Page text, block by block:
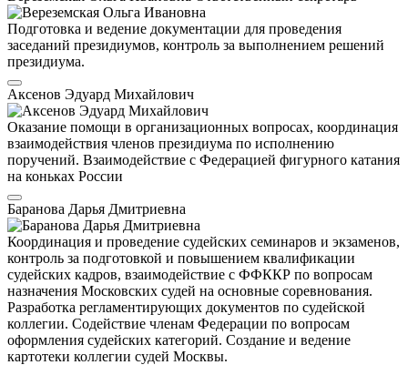
Подготовка и ведение документации для проведения
заседаний президиумов, контроль за выполнением решений
президиума.
Аксенов Эдуард Михайлович
Оказание помощи в организационных вопросах, координация
взаимодействия членов президиума по исполнению
поручений. Взаимодействие с Федерацией фигурного катания
на коньках России
Баранова Дарья Дмитриевна
Координация и проведение судейских семинаров и экзаменов,
контроль за подготовкой и повышением квалификации
судейских кадров, взаимодействие с ФФККР по вопросам
назначения Московских судей на основные соревнования.
Разработка регламентирующих документов по судейской
коллегии. Содействие членам Федерации по вопросам
оформления судейских категорий. Создание и ведение
картотеки коллегии судей Москвы.